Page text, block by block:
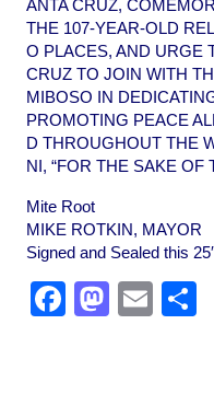
ANTA CRUZ,
THE 107-YEAR-OLD
O PLACES, AND URGE
CRUZ TO JOIN WITH
MIBOSO IN
PROMOTING PEACE
D THROUGHOUT THE
NI, “FOR THE SAKE OF
Mite Root
MIKE ROTKIN, MAYOR
Signed and Sealed this
F
M E